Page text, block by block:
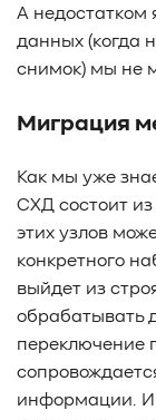
А недостатком
данных (когда
снимок) мы не
Миграция
Как мы уже
СХД состоит
этих узлов
конкретного
выйдет из
обрабатывать
переключение
информации.